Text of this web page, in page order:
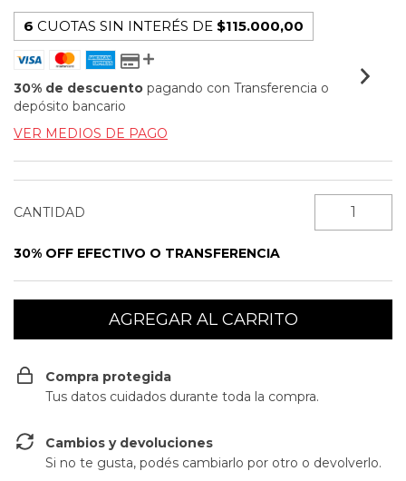
6 CUOTAS SIN INTERÉS DE $115.000,00
30% de descuento pagando con Transferencia o
depósito bancario
VER MEDIOS DE PAGO
CANTIDAD
30% OFF EFECTIVO O TRANSFERENCIA
Compra protegida
Tus datos cuidados durante toda la compra.
Cambios y devoluciones
Si no te gusta, podés cambiarlo por otro o devolverlo.